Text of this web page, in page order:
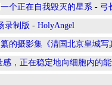
个正在自我毁灭的星系 - 弓
录制版 - HolyAngel
的摄影集《清国北京皇城
，正在稳定地向细胞内的